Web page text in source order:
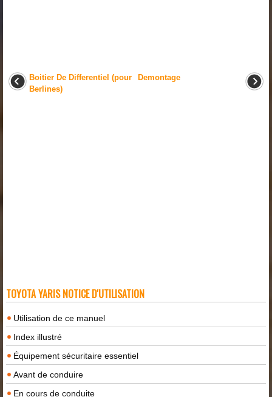
Boitier De Differentiel (pour
Berlines)
Demontage
TOYOTA YARIS NOTICE D'UTILISATION
Utilisation de ce manuel
Index illustré
Équipement sécuritaire essentiel
Avant de conduire
En cours de conduite